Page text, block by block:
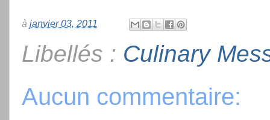
à janvier 03, 2011
Libellés : Culinary
Aucun commentaire: